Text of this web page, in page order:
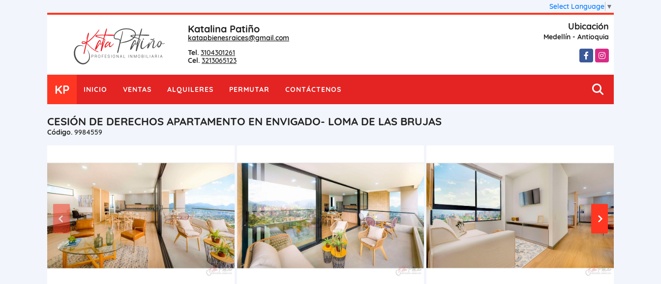
Select Language ▼
Katalina Patiño
katapbienesraices@gmail.com
Tel. 3104301261
Cel. 3213065123
Ubicación
Medellín - Antioquia
FacebookInstagram
KP INICIO VENTAS ALQUILERES PERMUTAR CONTÁCTENOS
CESIÓN DE DERECHOS APARTAMENTO EN ENVIGADO- LOMA DE LAS BRUJAS
Código. 9984559